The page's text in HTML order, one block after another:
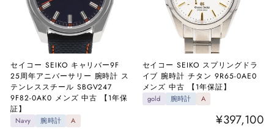
セイコー SEIKO キャリバー9F
25周年アニバーサリー 腕時計 ス
テンレススチール SBGV247
9F82-0AK0 メンズ 中古 【1年保
証】
Navy 腕時計 A
セイコー SEIKO スプリングドラ
イブ 腕時計 チタン 9R65-0AE0
メンズ 中古 【1年保証】
gold 腕時計 A
¥397,100